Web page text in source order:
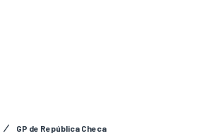
GP de República Checa